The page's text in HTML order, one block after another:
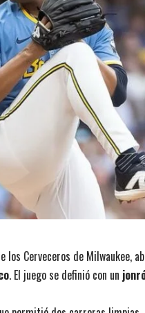
los Cerveceros de Milwaukee,
. El juego se definió con un